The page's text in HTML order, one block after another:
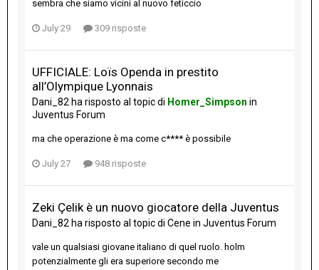
sembra che siamo vicini al nuovo feticcio
July 29 309 risposte
UFFICIALE: Loïs Openda in prestito
all’Olympique Lyonnais
Dani_82 ha risposto al topic di Homer_Simpson in
Juventus Forum
ma che operazione è ma come c**** è possibile
July 27 948 risposte
Zeki Çelik è un nuovo giocatore della Juventus
Dani_82 ha risposto al topic di Cene in Juventus Forum
vale un qualsiasi giovane italiano di quel ruolo. holm
potenzialmente gli era superiore secondo me